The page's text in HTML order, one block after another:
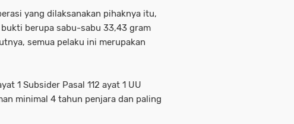
yang dilaksanakan pihaknya itu,
berupa sabu-sabu 33,43 gram
semua pelaku ini merupakan
1 Subsider Pasal 112 ayat 1 UU
minimal 4 tahun penjara dan paling